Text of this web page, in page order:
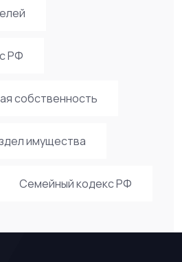
РФ
собственность
имущества
Семейный кодекс РФ